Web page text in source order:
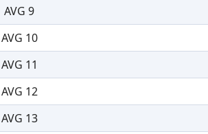
AVG 9
AVG 10
AVG 11
AVG 12
AVG 13